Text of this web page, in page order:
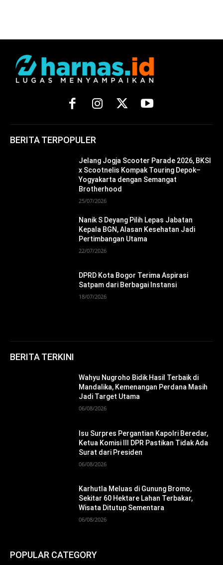
BERITA TERPOPULER
Jelang Jogja Scooter Parade 2026, BKSI
x Scootnelis Kompak Touring Depok–
Yogyakarta dengan Semangat
Brotherhood
25/07/2026
Nanik S Deyang Pilih Lepas Jabatan
Kepala BGN, Alasan Kesehatan Jadi
Pertimbangan Utama
22/07/2026
DPRD Kota Bogor Terima Aspirasi
Satpam dari Berbagai Instansi
18/07/2026
BERITA TERKINI
Wahyu Nugroho Bidik Hasil Terbaik di
Mandalika, Kemenangan Perdana Masih
Jadi Target Utama
06/08/2026
Isu Surpres Pergantian Kapolri Beredar,
Ketua Komisi III DPR Pastikan Tidak Ada
Surat dari Presiden
06/08/2026
Karhutla Meluas di Gunung Bromo,
Sekitar 60 Hektare Lahan Terbakar,
Wisata Ditutup Sementara
06/08/2026
POPULAR CATEGORY